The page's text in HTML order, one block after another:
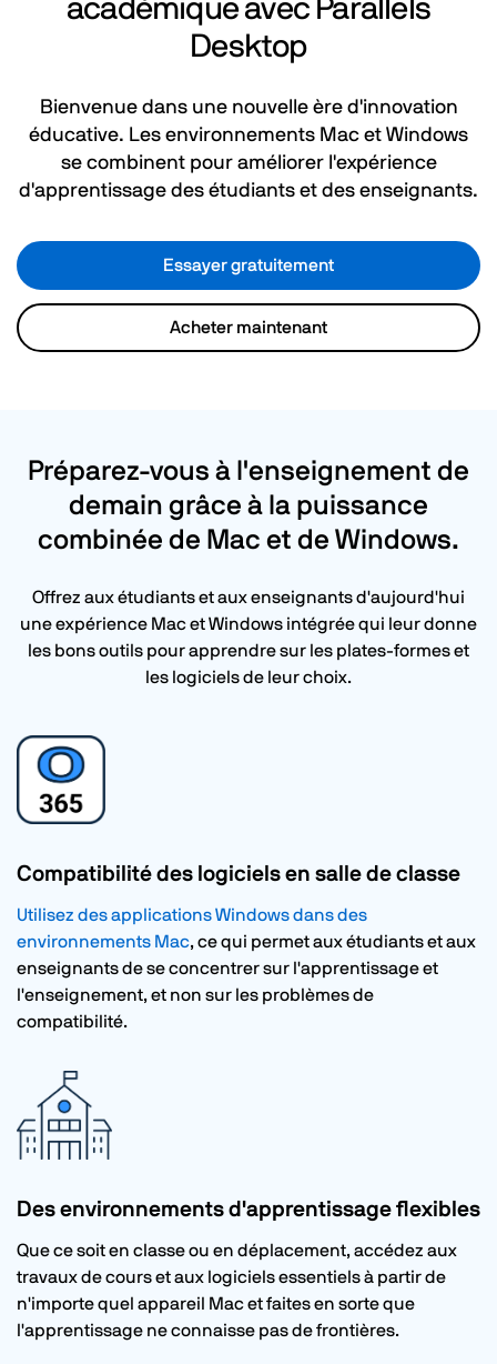
académique avec Parallels
Desktop
Bienvenue dans une nouvelle ère d'innovation
éducative. Les environnements Mac et Windows
se combinent pour améliorer l'expérience
d'apprentissage des étudiants et des enseignants.
Essayer gratuitement​
Acheter maintenant
Préparez-vous à l'enseignement de
demain grâce à la puissance
combinée de Mac et de Windows.
Offrez aux étudiants et aux enseignants d'aujourd'hui
une expérience Mac et Windows intégrée qui leur donne
les bons outils pour apprendre sur les plates-formes et
les logiciels de leur choix.
Compatibilité des logiciels en salle de classe
Utilisez des applications Windows dans des
environnements Mac, ce qui permet aux étudiants et aux
enseignants de se concentrer sur l'apprentissage et
l'enseignement, et non sur les problèmes de
compatibilité.
Des environnements d'apprentissage flexibles
Que ce soit en classe ou en déplacement, accédez aux
travaux de cours et aux logiciels essentiels à partir de
n'importe quel appareil Mac et faites en sorte que
l'apprentissage ne connaisse pas de frontières.